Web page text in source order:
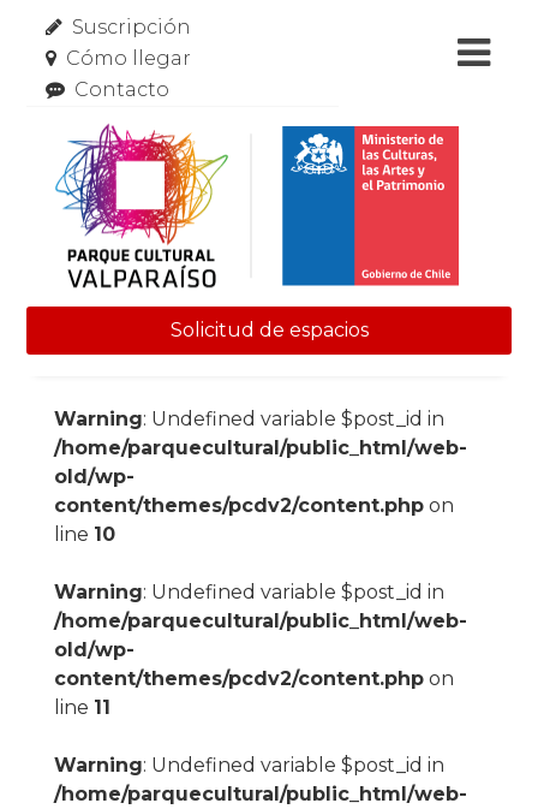
Suscripción
Cómo llegar
Contacto
Solicitud de espacios
Warning: Undefined variable $post_id in
/home/parquecultural/public_html/web-
old/wp-
content/themes/pcdv2/content.phpon
line 10
Warning: Undefined variable $post_id in
/home/parquecultural/public_html/web-
old/wp-
content/themes/pcdv2/content.phpon
line 11
Warning: Undefined variable $post_id in
/home/parquecultural/public_html/web-